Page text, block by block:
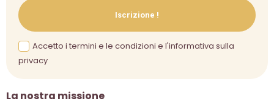
La nostra missione
Iscrizione !
Accetto i termini e le condizioni e l'informativa sulla
privacy